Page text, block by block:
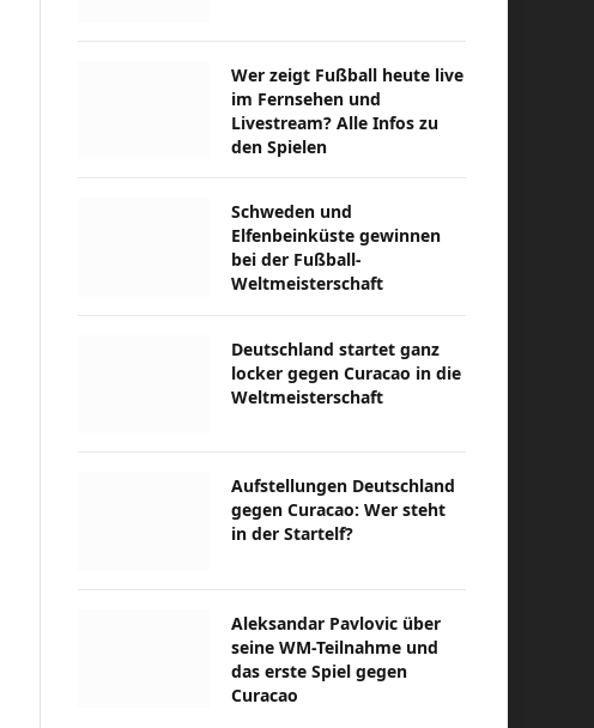
Wer zeigt Fußball heute live
im Fernsehen und
Livestream? Alle Infos zu
den Spielen
Schweden und
Elfenbeinküste gewinnen
bei der Fußball-
Weltmeisterschaft
Deutschland startet ganz
locker gegen Curacao in die
Weltmeisterschaft
Aufstellungen Deutschland
gegen Curacao: Wer steht
in der Startelf?
Aleksandar Pavlovic über
seine WM-Teilnahme und
das erste Spiel gegen
Curacao